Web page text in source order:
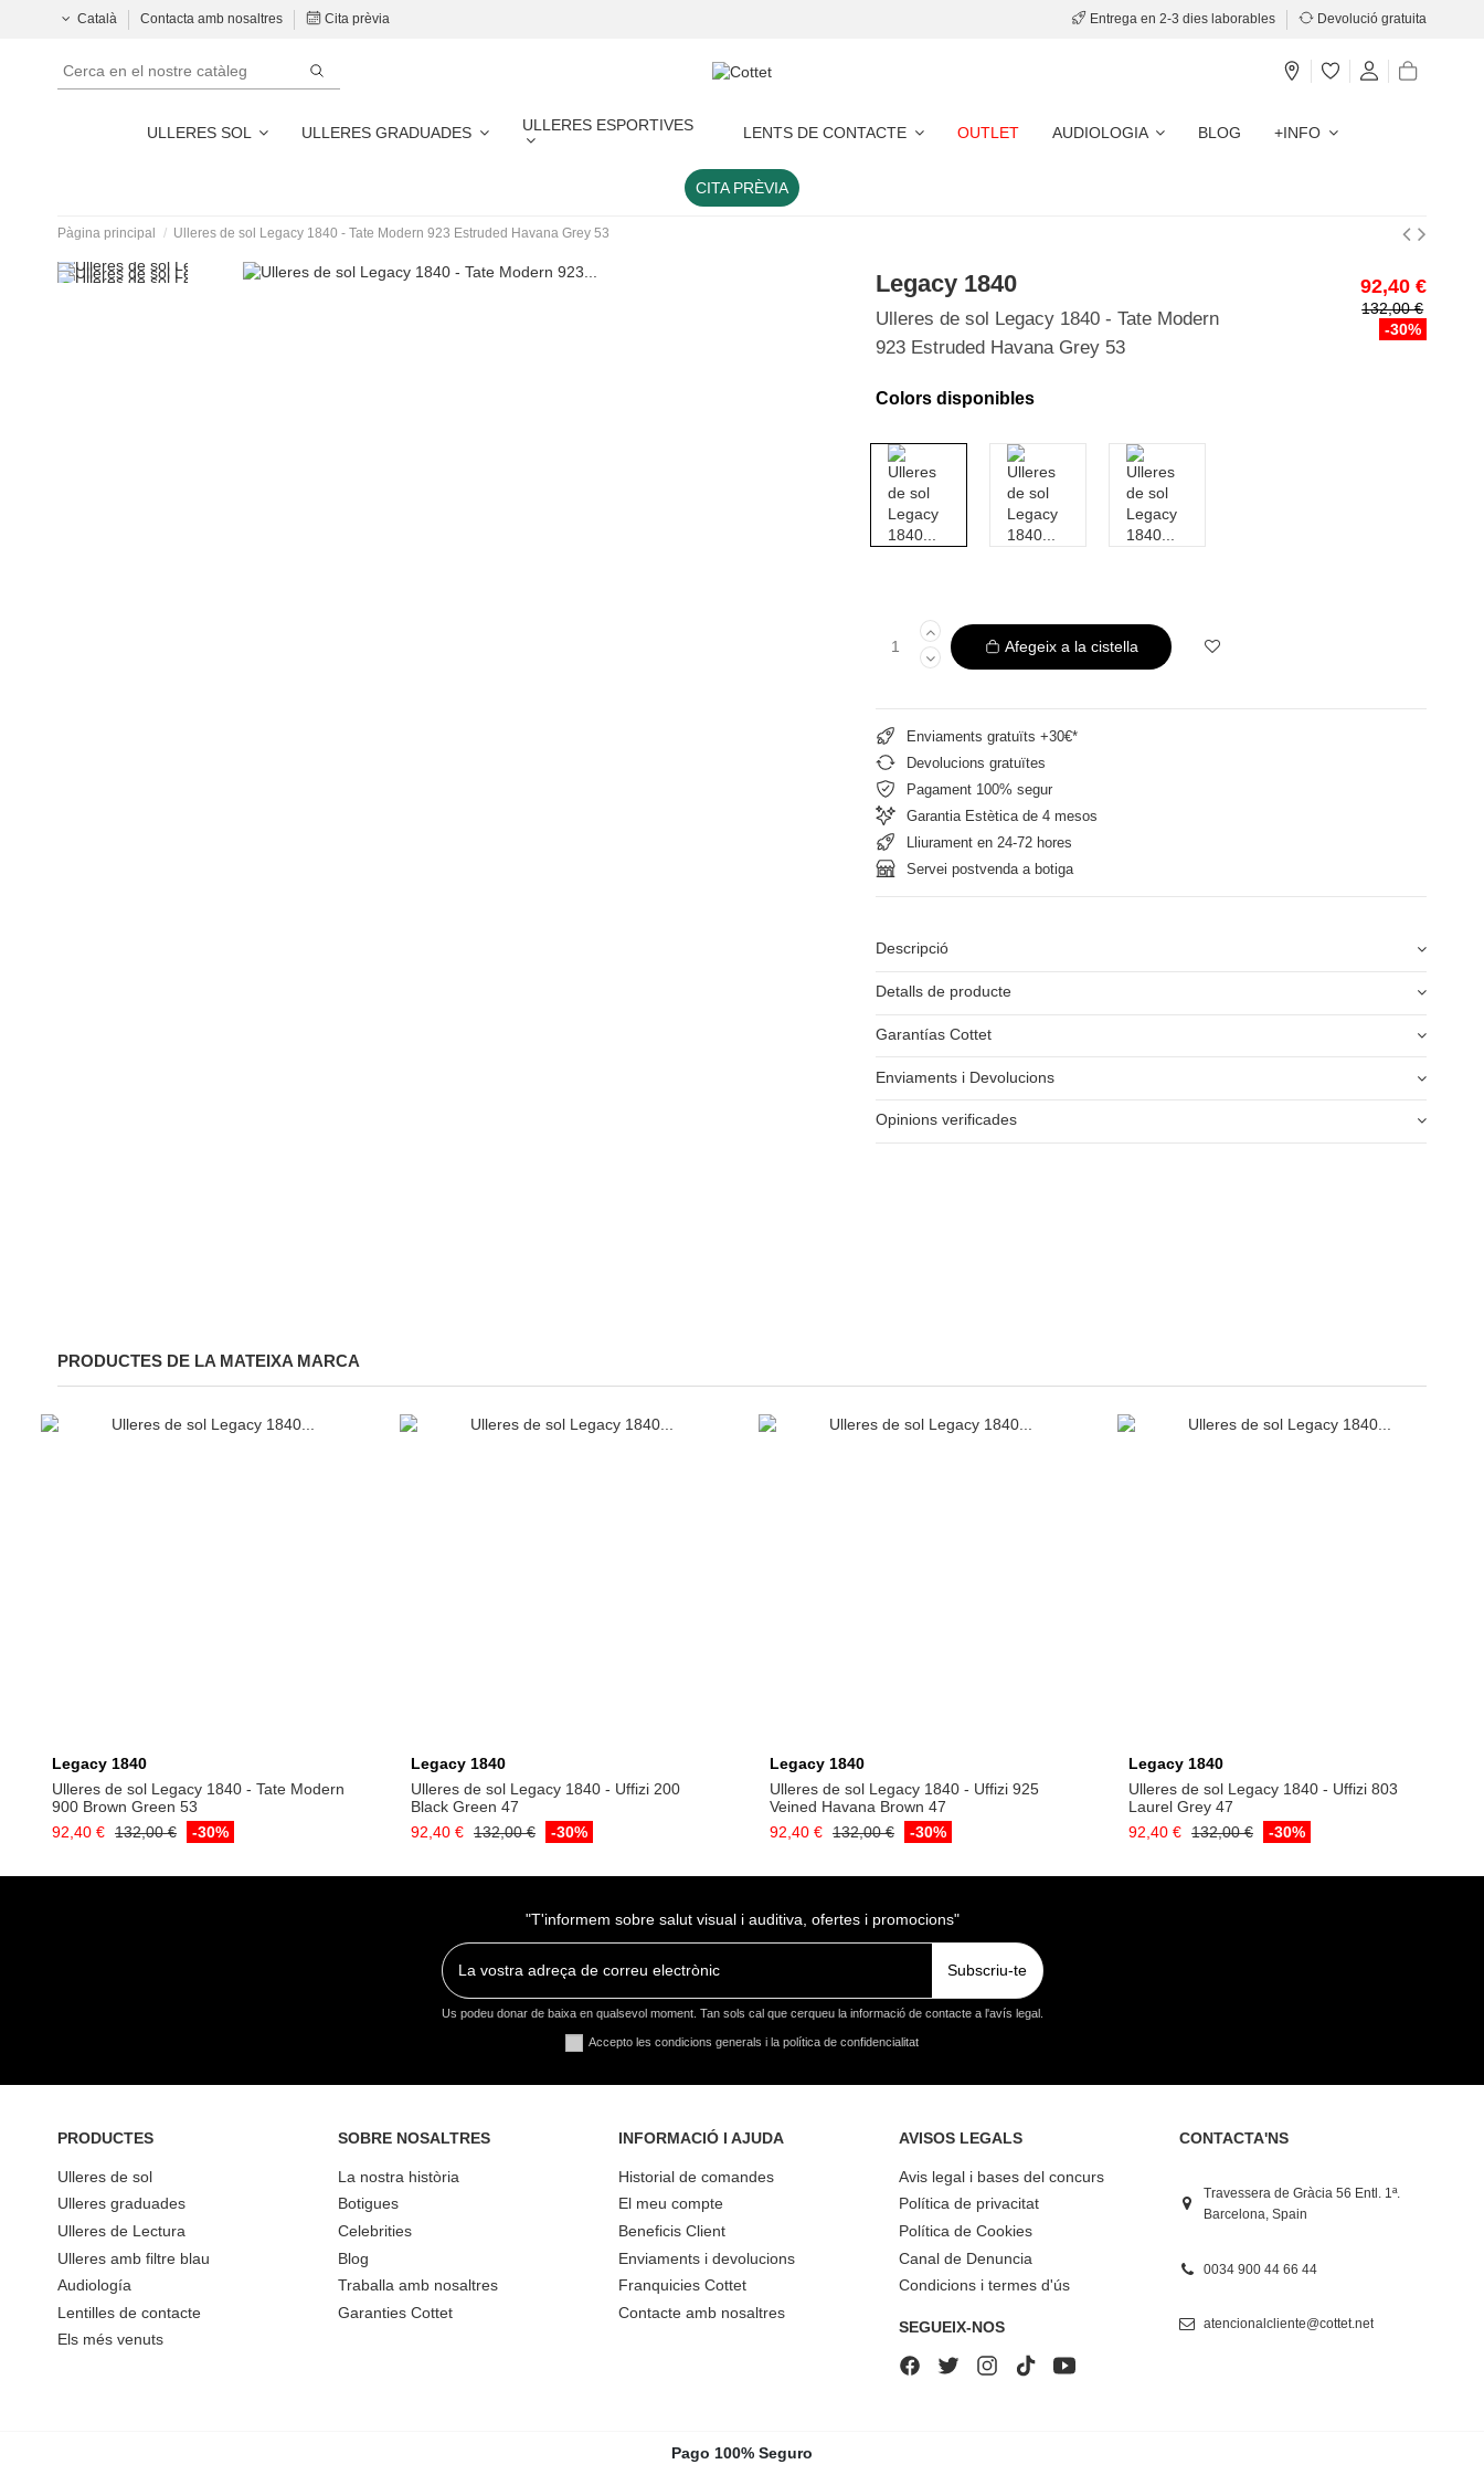
Català Contacta amb nosaltres Cita prèvia Entrega en 2-3 dies laborables Devolució gratuita
ULLERES SOL ULLERES GRADUADES ULLERES ESPORTIVES LENTS DE CONTACTE OUTLET AUDIOLOGIA BLOG +INFO
CITA PRÈVIA
Pàgina principal Ulleres de sol Legacy 1840 - Tate Modern 923 Estruded Havana Grey 53
Legacy 1840
Ulleres de sol Legacy 1840 - Tate Modern
923 Estruded Havana Grey 53
92,40 €
132,00 €
-30%
Colors disponibles
Afegeix a la cistella
Enviaments gratuïts +30€*
Devolucions gratuïtes
Pagament 100% segur
Garantia Estètica de 4 mesos
Lliurament en 24-72 hores
Servei postvenda a botiga
Descripció
Detalls de producte
Garantías Cottet
Enviaments i Devolucions
Opinions verificades
PRODUCTES DE LA MATEIXA MARCA
Legacy 1840
Ulleres de sol Legacy 1840 - Tate Modern
900 Brown Green 53
92,40 € 132,00 € -30%
Legacy 1840
Ulleres de sol Legacy 1840 - Uffizi 200
Black Green 47
92,40 € 132,00 € -30%
Legacy 1840
Ulleres de sol Legacy 1840 - Uffizi 925
Veined Havana Brown 47
92,40 € 132,00 € -30%
Legacy 1840
Ulleres de sol Legacy 1840 - Uffizi 803
Laurel Grey 47
92,40 € 132,00 € -30%
"T'informem sobre salut visual i auditiva, ofertes i promocions"
Subscriu-te
Us podeu donar de baixa en qualsevol moment. Tan sols cal que cerqueu la informació de contacte a l'avís legal.
Accepto les condicions generals i la política de confidencialitat
PRODUCTES
Ulleres de sol
Ulleres graduades
Ulleres de Lectura
Ulleres amb filtre blau
Audiología
Lentilles de contacte
Els més venuts
SOBRE NOSALTRES
La nostra història
Botigues
Celebrities
Blog
Traballa amb nosaltres
Garanties Cottet
INFORMACIÓ I AJUDA
Historial de comandes
El meu compte
Beneficis Client
Enviaments i devolucions
Franquicies Cottet
Contacte amb nosaltres
AVISOS LEGALS
Avis legal i bases del concurs
Política de privacitat
Política de Cookies
Canal de Denuncia
Condicions i termes d'ús
SEGUEIX-NOS
CONTACTA'NS
Travessera de Gràcia 56 Entl. 1ª.
Barcelona, Spain
0034 900 44 66 44
atencionalcliente@cottet.net
Pago 100% Seguro